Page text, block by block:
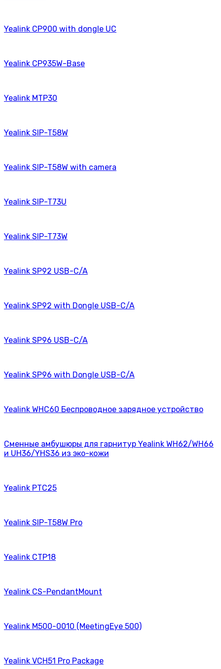
Yealink CP900 with dongle UC
Yealink CP935W-Base
Yealink MTP30
Yealink SIP-T58W
Yealink SIP-T58W with camera
Yealink SIP-T73U
Yealink SIP-T73W
Yealink SP92 USB-C/A
Yealink SP92 with Dongle USB-C/A
Yealink SP96 USB-C/A
Yealink SP96 with Dongle USB-C/A
Yealink WHC60 Беспроводное зарядное устройство
Сменные амбушюры для гарнитур Yealink WH62/WH66
и UH36/YHS36 из эко-кожи
Yealink PTC25
Yealink SIP-T58W Pro
Yealink CTP18
Yealink CS-PendantMount
Yealink M500-0010 (MeetingEye 500)
Yealink VCH51 Pro Package